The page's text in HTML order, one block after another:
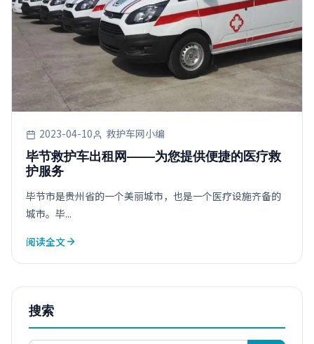
2023-04-10 救护车网小编
毕节救护车出租网——为您提供便捷的医疗救
护服务
毕节市是贵州省的一个美丽城市，也是一个医疗设施齐备的
城市。毕...
阅读全文
搜索